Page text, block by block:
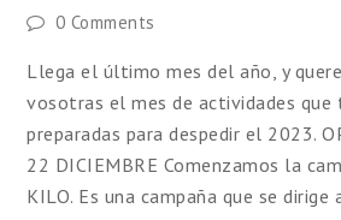
0 Comments
Llega el último mes del año, y
vosotras el mes de actividades que
preparadas para despedir el 2023.
22 DICIEMBRE Comenzamos la
KILO. Es una campaña que se